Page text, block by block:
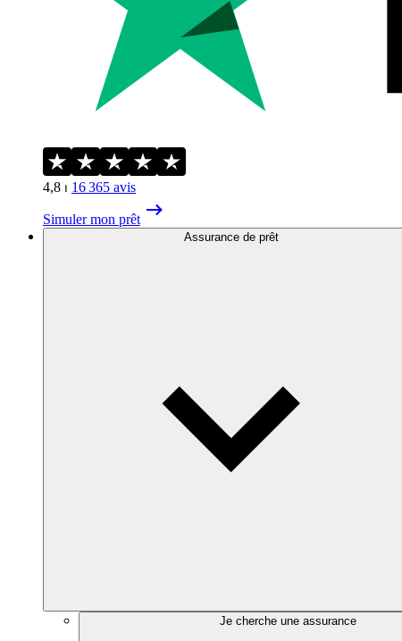
4,8 ⏐ 16 365 avis
Simuler mon prêt
Assurance de prêt
Je cherche une assurance